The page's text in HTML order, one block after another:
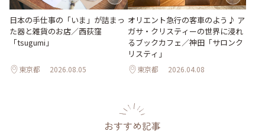
日本の手仕事の「いま」が詰まっ
た器と雑貨のお店／西荻窪
「tsugumi」
東京都 2026.08.05
オリエント急行の客車のよう♪ ア
ガサ・クリスティーの世界に浸れ
るブックカフェ／神田「サロンク
リスティ」
東京都 2026.04.08
おすすめ記事